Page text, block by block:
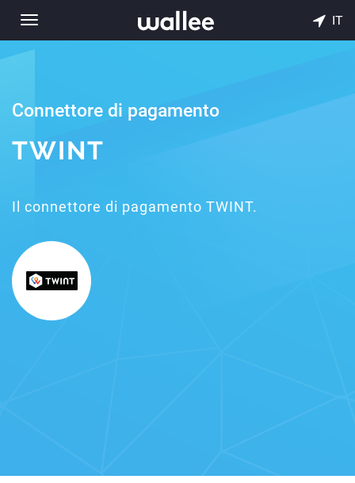
Toggle
navigation
IT
Connettore di pagamento
TWINT
Il connettore di pagamento TWINT.